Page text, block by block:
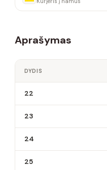
Aprašymas
DYDIS
22
23
24
25